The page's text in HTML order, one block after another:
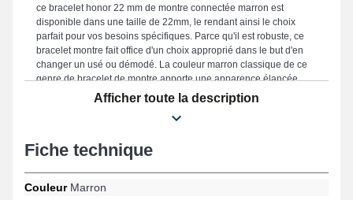
ce bracelet honor 22 mm de montre connectée marron est
disponible dans une taille de 22mm, le rendant ainsi le choix
parfait pour vos besoins spécifiques. Parce qu'il est robuste, ce
bracelet montre fait office d'un choix approprié dans le but d'en
changer un usé ou démodé. La couleur marron classique de ce
genre de bracelet de montre apporte une apparence élancée
pour votre garde-temps. Cet accessoire allie style et
fonctionnalité avec sa fermeture ardillon de fabrication soignée,
et son adaptabilité sur un large éventail de références comme :
Watch Dream, Watch 4 Pro et bien plus encore de la marque
large gamme de manière fluide tout en garantissant une
Afficher toute la description
Fiche technique
CouleurMarron